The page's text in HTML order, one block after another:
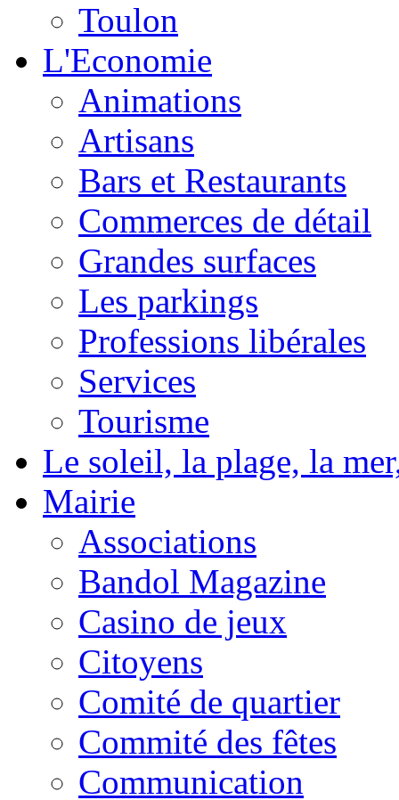
Toulon
L'Economie
Animations
Artisans
Bars et Restaurants
Commerces de détail
Grandes surfaces
Les parkings
Professions libérales
Services
Tourisme
Le soleil, la plage, la
Mairie
Associations
Bandol Magazine
Casino de jeux
Citoyens
Comité de quartier
Commité des fêtes
Communication